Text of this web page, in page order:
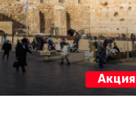
Акция